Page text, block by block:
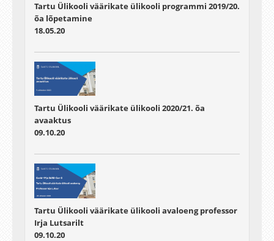
Tartu Ülikooli väärikate ülikooli programmi 2019/20.
õa lõpetamine
18.05.20
Tartu Ülikooli väärikate ülikooli 2020/21. õa
avaaktus
09.10.20
Tartu Ülikooli väärikate ülikooli avaloeng professor
Irja Lutsarilt
09.10.20